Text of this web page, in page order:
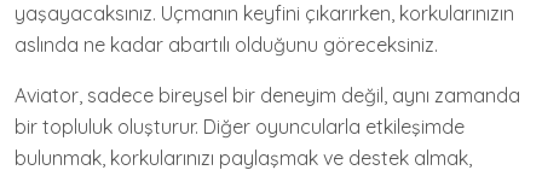
yaşayacaksınız. Uçmanın keyfini çıkarırken, korkularınızın
aslında ne kadar abartılı olduğunu göreceksiniz.
Aviator, sadece bireysel bir deneyim değil, aynı zamanda
bir topluluk oluşturur. Diğer oyuncularla etkileşimde
bulunmak, korkularınızı paylaşmak ve destek almak,